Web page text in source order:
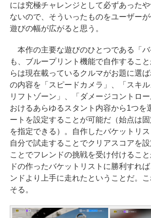
には究極チャレンジとして必ずあった
ないので、そういったものをユーザー
遊びの幅が広がると思う。
本作の主要な遊びのひとつである「バ
も、ブループリント機能で自作するこ
らは現在載っているクルマがお題に選
の内容を「スピードカメラ」、「スキ
リフトゾーン」、「ダメージコントロ
おけるあらゆるスタント内容から1つを
ートを設定することが可能だ（始点は
を指定できる）。自作したバケットリ
自分で試走することでクリアスコアを
ことでフレンドの挑戦を受け付けるこ
ドの作ったバケットリストに勝利すれ
ンドより上手に走れたということだ。
そる。